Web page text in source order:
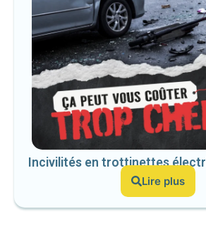
Incivilités en trottinettes
Lire plus